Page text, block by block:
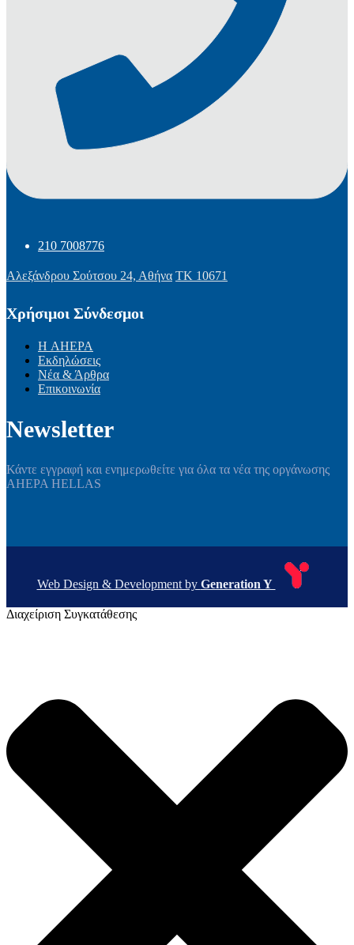
210 7008776
Αλεξάνδρου Σούτσου 24, Αθήνα ΤΚ 10671
Χρήσιμοι Σύνδεσμοι
Η AHEPA
Εκδηλώσεις
Νέα & Άρθρα
Επικοινωνία
Newsletter
Κάντε εγγραφή και ενημερωθείτε για όλα τα νέα της οργάνωσης
AHEPA HELLAS
Web Design & Development by Generation Y
Διαχείριση Συγκατάθεσης